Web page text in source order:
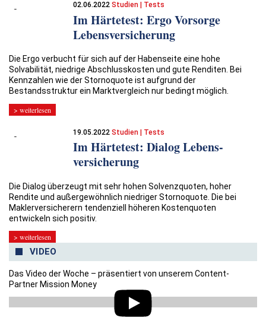
02.06.2022Studien | Tests
Im Härtetest: Ergo Vorsorge
Lebensversicherung
Die Ergo verbucht für sich auf der Habenseite eine hohe
Solvabilität, niedrige Abschlusskosten und gute Renditen. Bei
Kennzahlen wie der Stornoquote ist aufgrund der
Bestandsstruktur ein Marktvergleich nur bedingt möglich.
> weiterlesen
19.05.2022Studien | Tests
Im Härtetest: Dialog Lebens­
versicherung
Die Dialog überzeugt mit sehr hohen Solvenzquoten, hoher
Rendite und außergewöhnlich niedriger Stornoquote. Die bei
Maklerversicherern tendenziell höheren Kostenquoten
entwickeln sich positiv.
> weiterlesen
VIDEO
Das Video der Woche – präsentiert von unserem Content-
Partner Mission Money